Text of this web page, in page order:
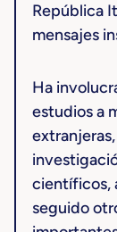
República
mensajes
Ha
estudios a
científicos,
seguido